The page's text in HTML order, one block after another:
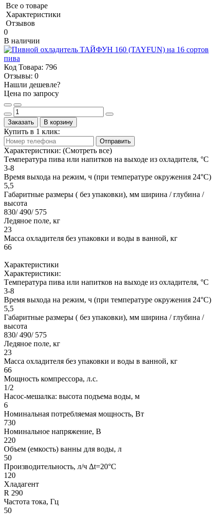
Все о товаре
Характеристики
Отзывов
0
В наличии
Код Товара: 796
Отзывы: 0
Нашли дешевле?
Цена по запросу
Заказать В корзину
Купить в 1 клик:
Отправить
Характеристики: (Смотреть все)
Tемпература пива или напитков на выходе из охладителя, °C
3-8
Время выхода на режим, ч (при температуре окружения 24°C)
5,5
Габаритные размеры ( без упаковки), мм ширина / глубина /
высота
830/ 490/ 575
Ледяное поле, кг
23
Масса охладителя без упаковки и воды в ванной, кг
66
Характеристики
Характеристики:
Tемпература пива или напитков на выходе из охладителя, °C
3-8
Время выхода на режим, ч (при температуре окружения 24°C)
5,5
Габаритные размеры ( без упаковки), мм ширина / глубина /
высота
830/ 490/ 575
Ледяное поле, кг
23
Масса охладителя без упаковки и воды в ванной, кг
66
Мощность компрессора, л.с.
1/2
Насос-мешалка: высота подъема воды, м
6
Номинальная потребляемая мощность, Вт
730
Номинальное напряжение, В
220
Объем (емкость) ванны для воды, л
50
Производительность, л/ч ∆t=20°C
120
Хладагент
R 290
Частота тока, Гц
50